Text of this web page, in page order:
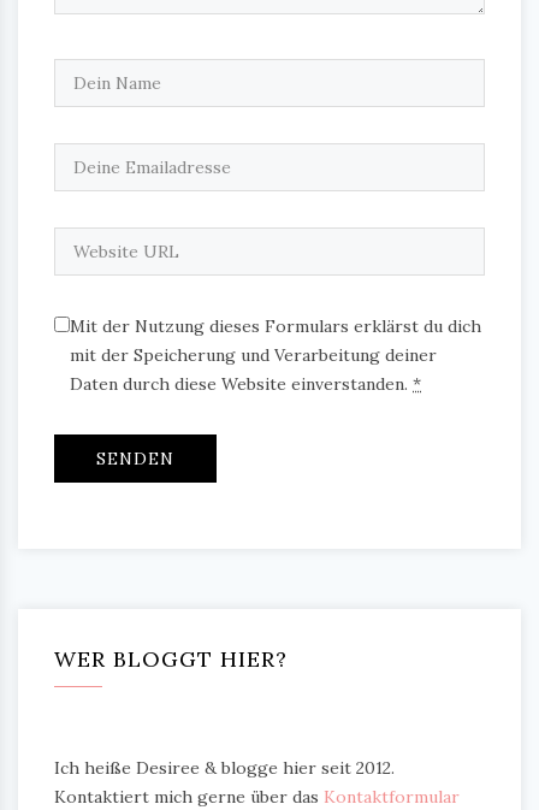
Mit der Nutzung dieses Formulars erklärst du dich
mit der Speicherung und Verarbeitung deiner
Daten durch diese Website einverstanden. *
WER BLOGGT HIER?
Ich heiße Desiree & blogge hier seit 2012.
Kontaktiert mich gerne über das Kontaktformular